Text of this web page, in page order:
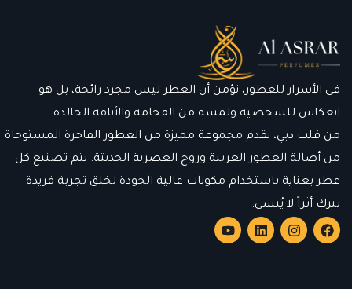
في الأسرار للعطور، نؤمن أن العطر ليس مجرد رائحة، بل هو
انعكاس للشخصية ولمسة من الفخامة والأناقة الخالدة.
من قلب دبي، نقدم مجموعة مميزة من العطور الفاخرة المستوحاة
من أصالة العطور العربية وروح العصرية الحديثة. يتم تصنيع كل
عطر بعناية باستخدام مكونات عالية الجودة لخلق تجربة فريدة
تترك أثراً لا يُنسى.